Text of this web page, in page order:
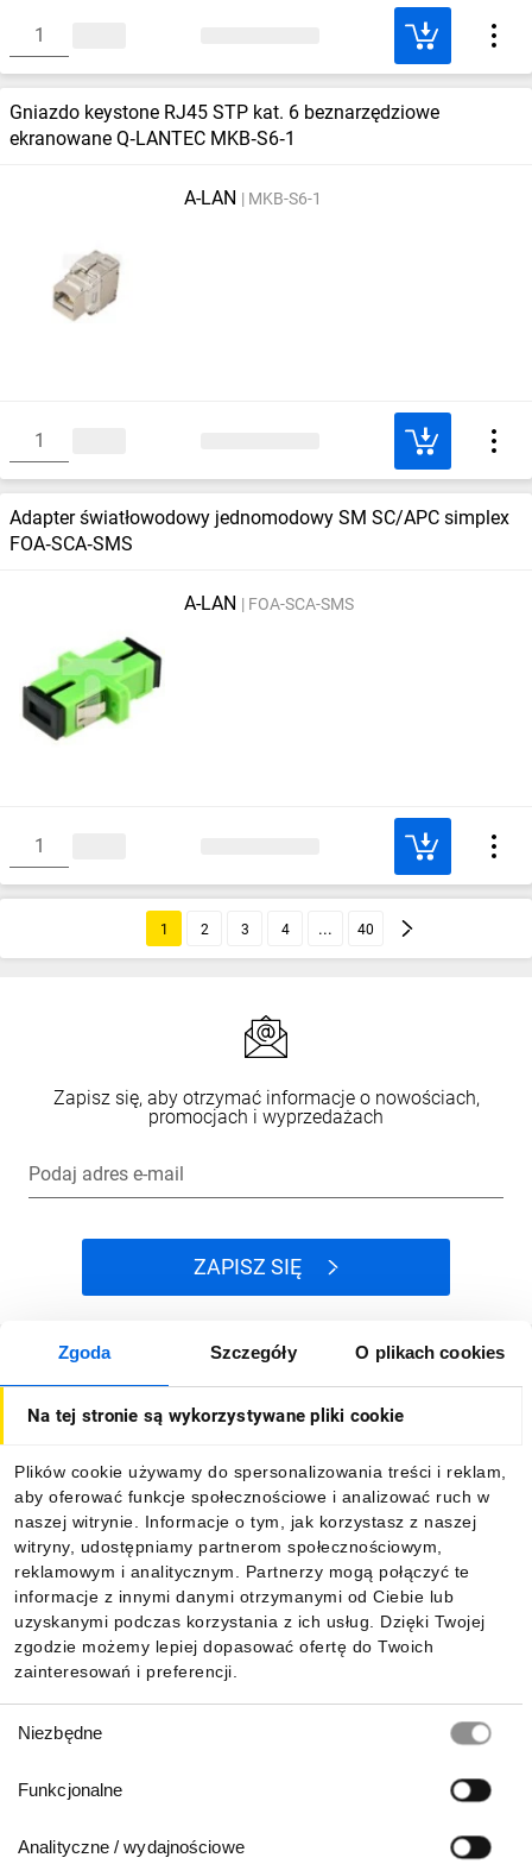
Zgoda Szczegóły O plikach cookies
Na tej stronie są wykorzystywane pliki cookie
Plików cookie używamy do spersonalizowania treści i reklam,
aby oferować funkcje społecznościowe i analizować ruch w
naszej witrynie. Informacje o tym, jak korzystasz z naszej
witryny, udostępniamy partnerom społecznościowym,
reklamowym i analitycznym. Partnerzy mogą połączyć te
informacje z innymi danymi otrzymanymi od Ciebie lub
uzyskanymi podczas korzystania z ich usług. Dzięki Twojej
zgodzie możemy lepiej dopasować ofertę do Twoich
zainteresowań i preferencji.
zgody
Niezbędne
Funkcjonalne
Analityczne / wydajnościowe
Gniazdo keystone RJ45 STP kat. 6 beznarzędziowe
ekranowane Q‑LANTEC MKB‑S6‑1
A-LAN MKB-S6-1
Adapter światłowodowy jednomodowy SM SC/APC simplex
FOA‑SCA‑SMS
A-LAN FOA-SCA-SMS
1 2 3 4 40
Zapisz się, aby otrzymać informacje o nowościach,
promocjach i wyprzedażach
Podaj adres e-mail
ZAPISZ SIĘ
Dla kupujących
Informacje
Pobierz naszą aplikację mobilną: